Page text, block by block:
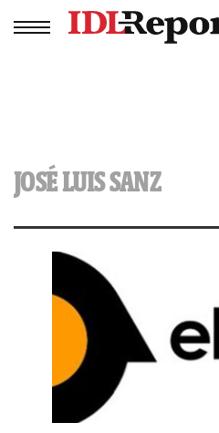
JOSÉ LUIS SANZ